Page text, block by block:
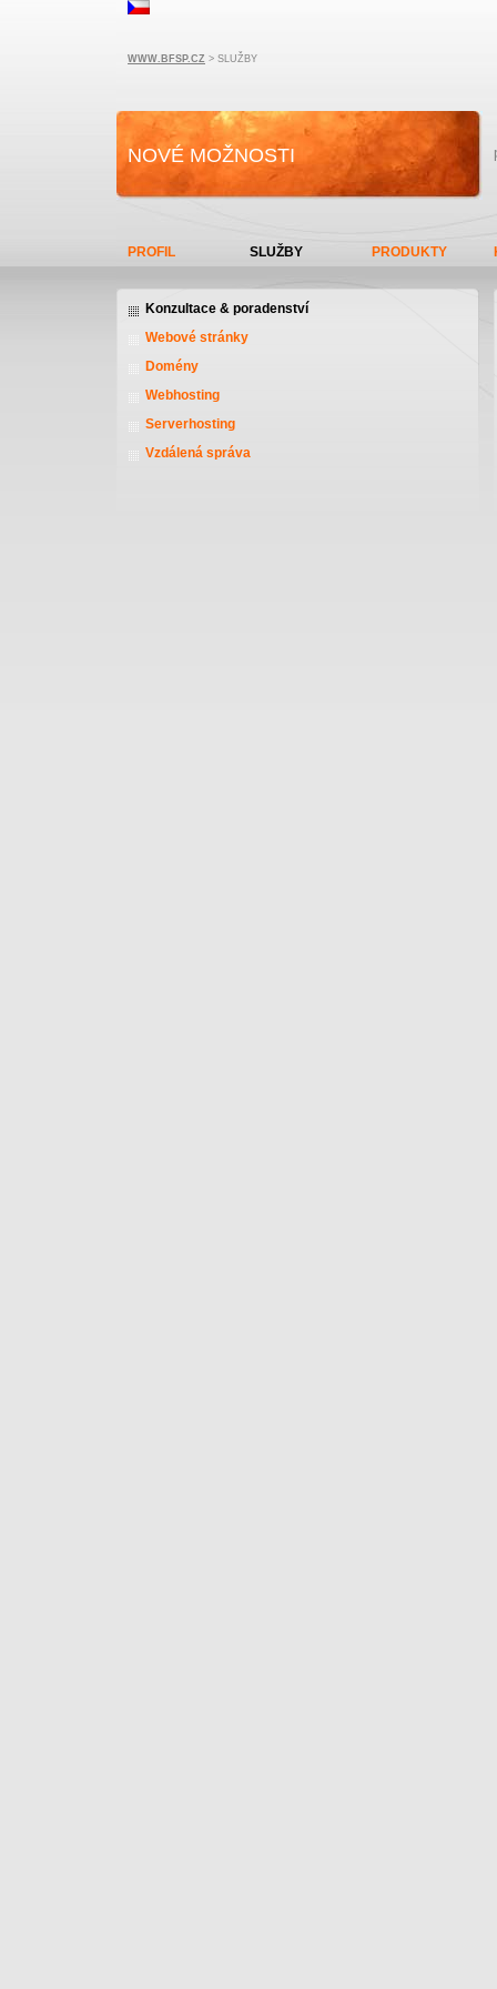
WWW.BFSP.CZ > SLUŽBY
NOVÉ MOŽNOSTI
PROFIL SLUŽBY PRODUKTY
Konzultace & poradenství
Webové stránky
Domény
Webhosting
Serverhosting
Vzdálená správa